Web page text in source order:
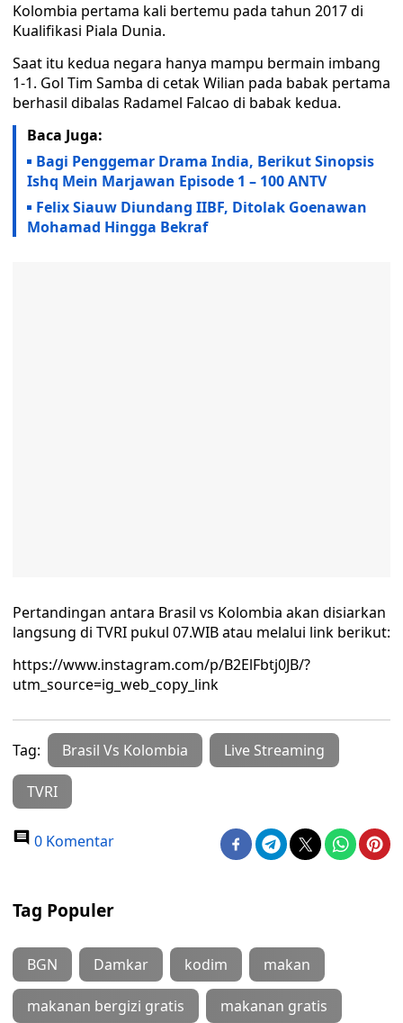
Kolombia pertama kali bertemu pada tahun 2017 di
Kualifikasi Piala Dunia.
Saat itu kedua negara hanya mampu bermain imbang
1-1. Gol Tim Samba di cetak Wilian pada babak pertama
berhasil dibalas Radamel Falcao di babak kedua.
Baca Juga:
Bagi Penggemar Drama India, Berikut Sinopsis
Ishq Mein Marjawan Episode 1 – 100 ANTV
Felix Siauw Diundang IIBF, Ditolak Goenawan
Mohamad Hingga Bekraf
Pertandingan antara Brasil vs Kolombia akan disiarkan
langsung di TVRI pukul 07.WIB atau melalui link berikut:
https://www.instagram.com/p/B2ElFbtj0JB/?
utm_source=ig_web_copy_link
Tag: Brasil Vs Kolombia Live Streaming
TVRI
0 Komentar
Tag Populer
BGN Damkar kodim makan
makanan bergizi gratis makanan gratis